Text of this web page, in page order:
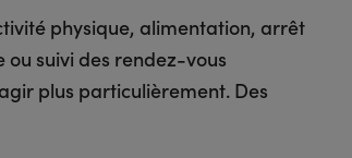
physique, alimentation, arrêt
suivi des rendez-vous
plus particulièrement. Des